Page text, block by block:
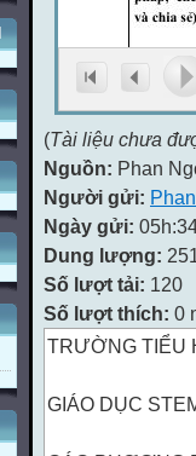
(Tài liệu chưa
Nguồn: Phan
Người gửi:
Ngày gửi:
Dung lượng:
Số lượt tải: 120
Số lượt thích: 0
TRƯỜNG TIỂU
GIÁO DỤC